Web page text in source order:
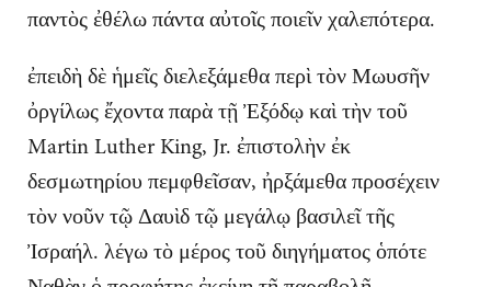
παντὸς ἐθέλω πάντα αὐτοῖς ποιεῖν χαλεπότερα.
ἐπειδὴ δὲ ἡμεῖς διελεξάμεθα περὶ τὸν Μωυσῆν
ὀργίλως ἔχοντα παρὰ τῇ Ἐξόδῳ καὶ τὴν τοῦ
Martin Luther King, Jr. ἐπιστολὴν ἐκ
δεσμωτηρίου πεμφθεῖσαν, ἠρξάμεθα προσέχειν
τὸν νοῦν τῷ Δαυὶδ τῷ μεγάλῳ βασιλεῖ τῆς
Ἰσραήλ. λέγω τὸ μέρος τοῦ διηγήματος ὁπότε